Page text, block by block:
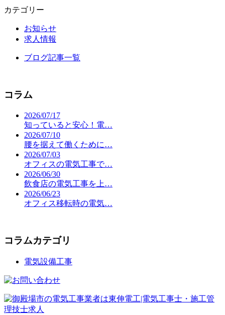
カテゴリー
お知らせ
求人情報
ブログ記事一覧
コラム
2026/07/17
知っていると安心！電…
2026/07/10
腰を据えて働くために…
2026/07/03
オフィスの電気工事で…
2026/06/30
飲食店の電気工事を上…
2026/06/23
オフィス移転時の電気…
コラムカテゴリ
電気設備工事